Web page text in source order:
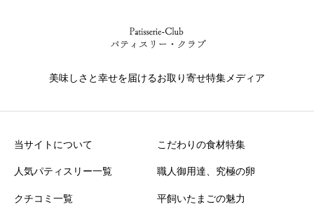
美味しさと幸せを届けるお取り寄せ特集メディア
当サイトについて
人気パティスリー一覧
クチコミ一覧
こだわりの食材特集
職人御用達、究極の卵
平飼いたまごの魅力